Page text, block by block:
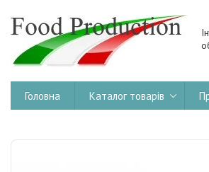
Головна Каталог товарів